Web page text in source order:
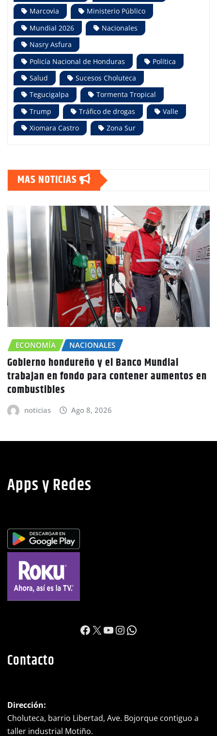
Marcovia
Ministerio Público
Mundial 2026
Nacionales
Nasry Asfura
Policía Nacional de Honduras
Política
Salud
Sucesos Choluteca
Tegucigalpa
Tormenta Tropical
Trump
Tráfico de drogas
Valle
Xiomara Castro
Zona Sur
MAS NOTICIAS
en
CHOLUTECA ZONA SUR
Canícula agravaría la sequía en Honduras
advierte Copeco
noticias Ago 8, 2026
Apps y Redes
https://
X YouTube
Instagram
WhatsApp
Contacto
Dirección:
Choluteca, barrio Libertad, Ave. Bojorque contiguo a